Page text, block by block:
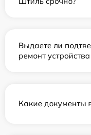
Выдаете ли
ремонт
Какие документы